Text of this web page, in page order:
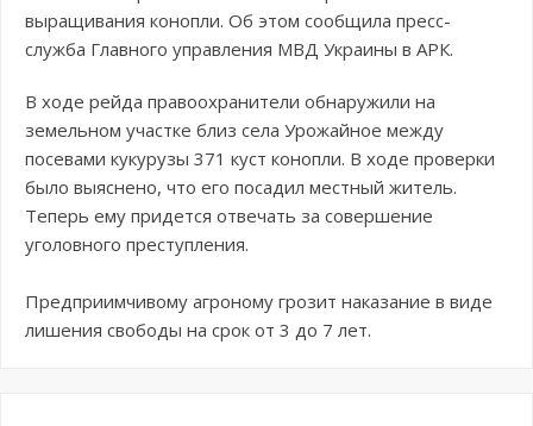
выращивания конопли. Об этом сообщила пресс-
служба Главного управления МВД Украины в АРК.
В ходе рейда правоохранители обнаружили на
земельном участке близ села Урожайное между
посевами кукурузы 371 куст конопли. В ходе проверки
было выяснено, что его посадил местный житель.
Теперь ему придется отвечать за совершение
уголовного преступления.
Предприимчивому агроному грозит наказание в виде
лишения свободы на срок от 3 до 7 лет.